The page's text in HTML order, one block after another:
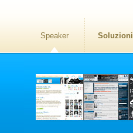
Speaker Soluzioni